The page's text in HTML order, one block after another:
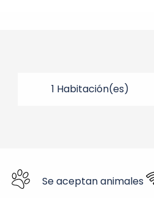
1 Habitación(es)
Se aceptan animales